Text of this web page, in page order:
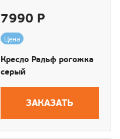
7990 Р
Цена
Кресло Ральф рогожка
серый
ЗАКАЗАТЬ